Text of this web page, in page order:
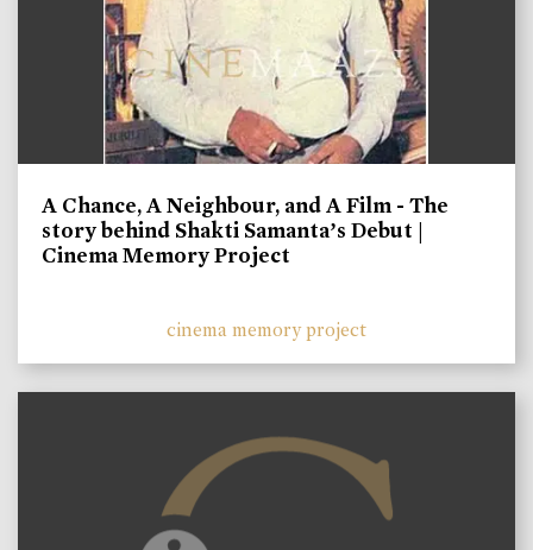
A Chance, A Neighbour, and A Film - The
story behind Shakti Samanta’s Debut |
Cinema Memory Project
cinema memory project